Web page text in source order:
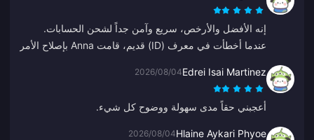
إنه الأفضل والأرخص، سريع وآمن جداً لشحن الحسابات.
عندما أخطأت في معرف (ID) قديم، قامت Anna بإصلاح الأمر
Edrei Isai Martinez
2026/08/04
أعجبني حقاً مدى سهولة ووضوح كل شيء.
Hlaine Aykari Phyoe
2026/08/04